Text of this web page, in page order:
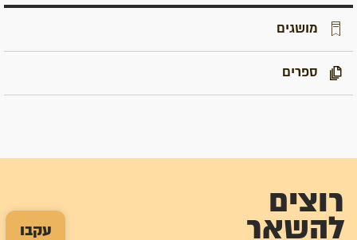
עקבו
מושגים
ספרים
רוצים
להשאר